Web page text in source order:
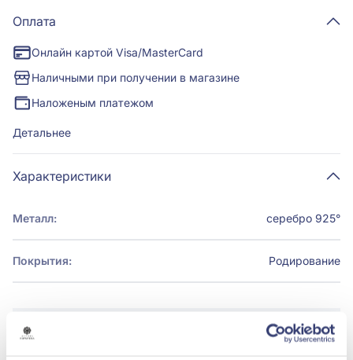
Оплата
Онлайн картой Visa/MasterCard
Наличными при получении в магазине
Наложеным платежом
Детальнее
Характеристики
Металл: серебро 925°
Покрытия: Родирование